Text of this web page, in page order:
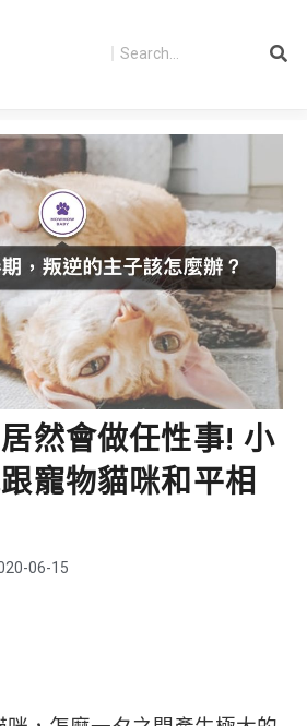
然會做任性事! 小
寵物貓咪和平相
06-15